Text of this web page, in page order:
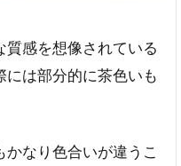
質感を想像されている
には部分的に茶色いも
なり色合いが違うこ